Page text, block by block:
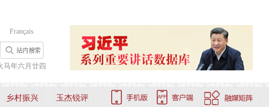
Français
马年六月廿四
乡村振兴 玉杰锐评